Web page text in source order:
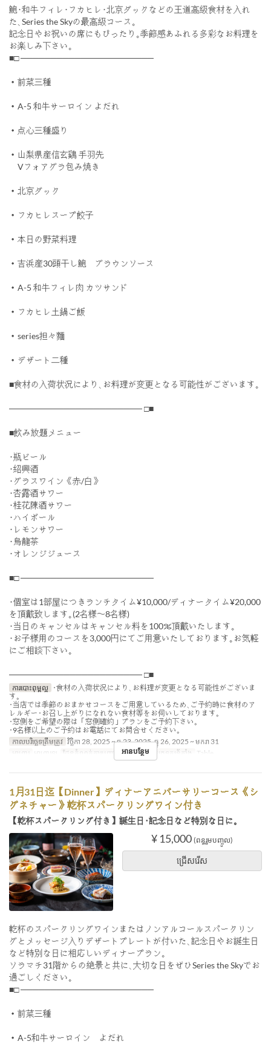
鮑･和牛フィレ･フカヒレ･北京ダックなどの王道高級食材を入れ
た､Series the Skyの最高級コース｡
記念日やお祝いの席にもぴったり｡季節感あふれる多彩なお料理を
お楽しみ下さい｡
■□ ──────────────────────
・前菜三種
・A-5 和牛サーロイン よだれ
・点心三種盛り
・山梨県産信玄鷄 手羽先
Vフォアグラ包み焼き
・北京ダック
・フカヒレスープ餃子
・本日の野菜料理
・吉浜産30頭干し鮑 ブラウンソース
・A-5 和牛フィレ肉 カツサンド
・フカヒレ土鍋ご飯
・series担々麵
・デザート二種
■食材の入荷状況により､お料理が変更となる可能性がございます｡
────────────────────── □■
■飲み放題メニュー
･瓶ビール
･紹興酒
･グラスワイン《赤/白》
･杏露酒サワー
･桂花陳酒サワー
･ハイボール
･レモンサワー
･烏龍茶
･オレンジジュース
■□ ──────────────────────
･個室は1部屋につきランチタイム¥10,000/ディナータイム¥20,000
を頂戴致します｡(2名様〜8名様)
･当日のキャンセルはキャンセル料を100％頂戴いたします｡
･お子様用のコースを3,000円にてご用意いたしております｡お気軽
にご相談下さい｡
────────────────────── □■
ការបោះពុម្ពល្អ
･食材の入荷状況により､お料理が変更となる可能性がございま
す｡
･当店では季節のおまかせコースをご用意しているため､ご予約時に食材のア
レルギー･お召し上がりになれない食材等をお伺いしております｡
･窓側をご希望の際は「窓側確約」プランをご予約下さい｡
･9名様以上のご予約はお電話にてお問合せください｡
កាលបរិច្ឆេទត្រឹមត្រូវ វិច្ឆិកា 28, 2025 ~ ធ្នូ 23, 2025, ធ្នូ 26, 2025 ~ មករា 31
អាហារ
អាហារឡ ដែនកំណត់ការបញ្ជាទិញ 2 ~ 8 ប្រភេទកន្រ្ត័តាំង Table
អានបន្ថែម
1月31日迄【Dinner】ディナーアニバーサリーコース《シ
グネチャー》乾杯スパークリングワイン付き
【乾杯スパークリング付き】誕生日･記念日など特別な日に｡
¥ 15,000 (ពន្ធរួមបញ្ចូល)
ជ្រើសរើស
乾杯のスパークリングワインまたはノンアルコールスパークリン
グとメッセージ入りデザートプレートが付いた､記念日やお誕生日
など特別な日に相応しいディナープラン｡
ソラマチ31階からの絶景と共に､大切な日をぜひSeries the Skyでお
過ごしください｡
■□ ──────────────────────
・前菜三種
・A-5和牛サーロイン よだれ